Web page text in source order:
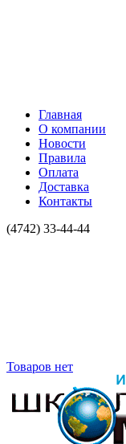
Главная
О компании
Новости
Правила
Оплата
Доставка
Контакты
(4742) 33-44-44
Товаров нет